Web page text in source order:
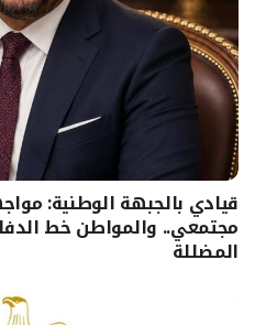
قيادي بالجبهة الوطنية:
مجتمعي.. والمواطن خط
المضللة